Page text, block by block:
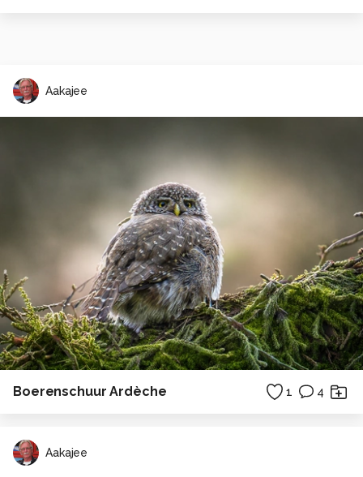
Aakajee
Boerenschuur Ardèche 1 4
Aakajee